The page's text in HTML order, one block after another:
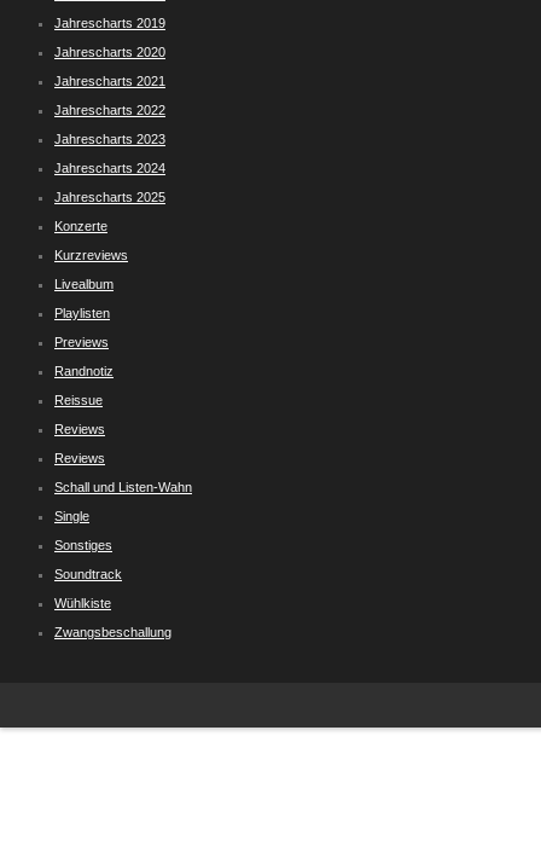
Jahrescharts 2019
Jahrescharts 2020
Jahrescharts 2021
Jahrescharts 2022
Jahrescharts 2023
Jahrescharts 2024
Jahrescharts 2025
Konzerte
Kurzreviews
Livealbum
Playlisten
Previews
Randnotiz
Reissue
Reviews
Reviews
Schall und Listen-Wahn
Single
Sonstiges
Soundtrack
Wühlkiste
Zwangsbeschallung